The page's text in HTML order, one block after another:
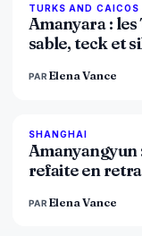
TURKS AND CAICOS
Amanyara :
sable, teck et
PAR Elena Vance
SHANGHAI
Amanyangyun
refaite en
PAR Elena Vance